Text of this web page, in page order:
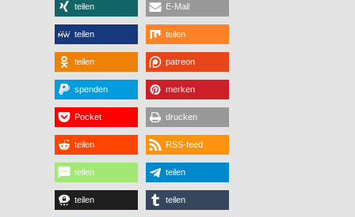
teilen E-Mail
teilen teilen
teilen patreon
spenden merken
Pocket drucken
teilen RSS-feed
teilen teilen
teilen teilen